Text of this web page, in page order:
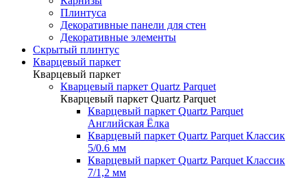
Плинтуса
Декоративные панели для стен
Декоративные элементы
Скрытый плинтус
Кварцевый паркет
Кварцевый паркет
Кварцевый паркет Quartz Parquet
Кварцевый паркет Quartz Parquet
Кварцевый паркет Quartz Parquet
Английская Ёлка
Кварцевый паркет Quartz Parquet Классик
5/0.6 мм
Кварцевый паркет Quartz Parquet Классик
7/1,2 мм